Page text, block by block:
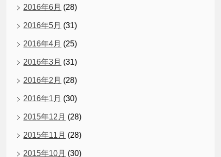
2016年6月 (28)
2016年5月 (31)
2016年4月 (25)
2016年3月 (31)
2016年2月 (28)
2016年1月 (30)
2015年12月 (28)
2015年11月 (28)
2015年10月 (30)